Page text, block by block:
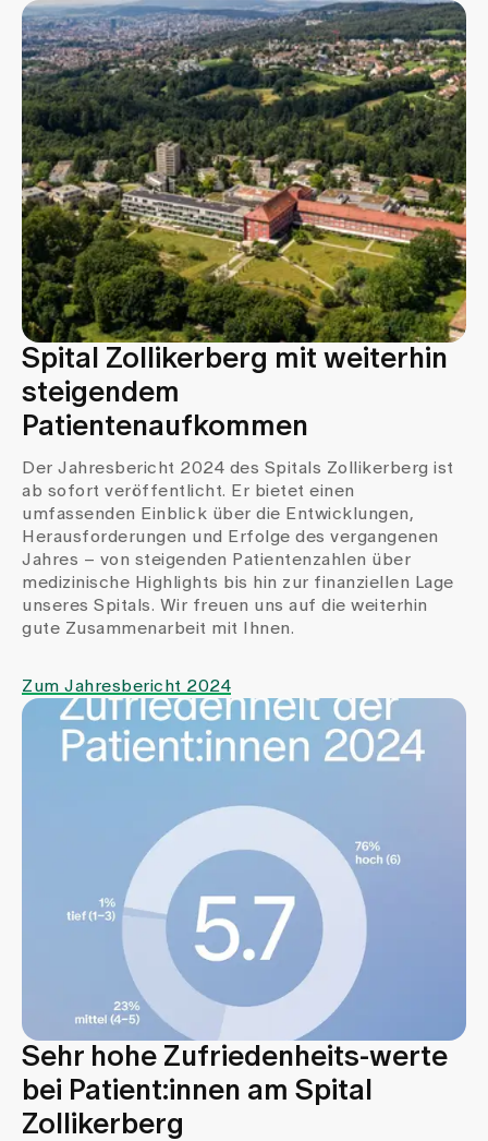
Kontakt
Babygalerie
Blog
Medien
Publikationen
Spital Zollikerberg mit weiterhin
steigendem
Patientenaufkommen
Der Jahresbericht 2024 des Spitals Zollikerberg ist
ab sofort veröffentlicht. Er bietet einen
umfassenden Einblick über die Entwicklungen,
Herausforderungen und Erfolge des vergangenen
Jahres – von steigenden Patientenzahlen über
medizinische Highlights bis hin zur finanziellen Lage
unseres Spitals. Wir freuen uns auf die weiterhin
gute Zusammenarbeit mit Ihnen.
Zum Jahresbericht 2024
Sehr hohe Zufriedenheits-werte
bei Patient:innen am Spital
Zollikerberg